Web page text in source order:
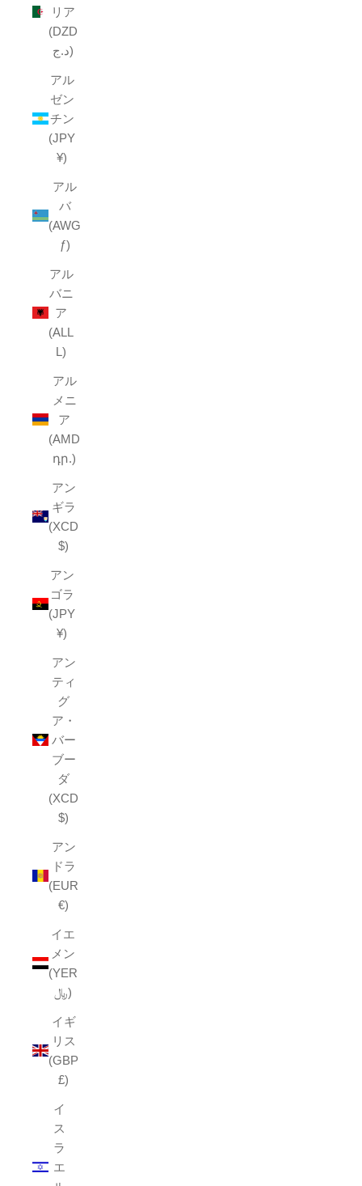
リア
(DZD
د.ج)
アル
ゼン
チン
(JPY
¥)
アル
バ
(AWG
ƒ)
アル
バニ
ア
(ALL
L)
アル
メニ
ア
(AMD
դր.)
アン
ギラ
(XCD
$)
アン
ゴラ
(JPY
¥)
アン
ティ
グ
ア・
バー
ブー
ダ
(XCD
$)
アン
ドラ
(EUR
€)
イエ
メン
(YER
﷼)
イギ
リス
(GBP
£)
イ
ス
ラ
エ